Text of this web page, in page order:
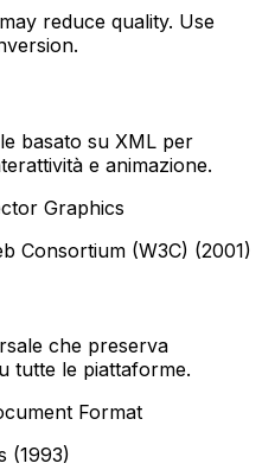
reduce quality. Use
basato su XML per
e animazione.
Graphics
Consortium (W3C) (2001)
che preserva
tutte le piattaforme.
Format
(1993)